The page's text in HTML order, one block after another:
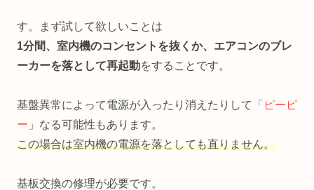
す。まず試して欲しいことは
1分間、 室内機のコンセントを抜くか、エアコンのブレ
ーカーを落として再起動をすることです。
基盤異常によって電源が入ったり消えたりして「 ピーピ
ー 」なる可能性もあります。
この場合は室内機の電源を落としても直りません。
基板交換の修理が必要です。